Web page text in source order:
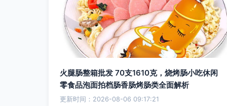
火腿肠整箱批发 70支1610克，烧烤肠小吃休闲
零食品泡面拍档肠香肠烤肠类全面解析
更新时间：2026-08-06 09:17:21